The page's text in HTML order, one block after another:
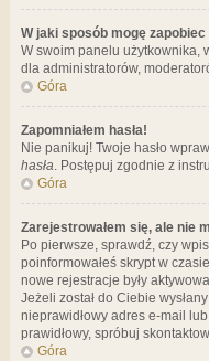
W jaki sposób mogę
W swoim panelu użytkownika,
dla administratorów,
Góra
Zapomniałem hasła!
Nie panikuj! Twoje hasło
hasła. Postępuj zgodnie z
Góra
Zarejestrowałem się, ale nie
Po pierwsze, sprawdź, czy
poinformowałeś skrypt w
nowe rejestracje były
Jeżeli został do Ciebie
nieprawidłowy adres e-mail
prawidłowy, spróbuj
Góra